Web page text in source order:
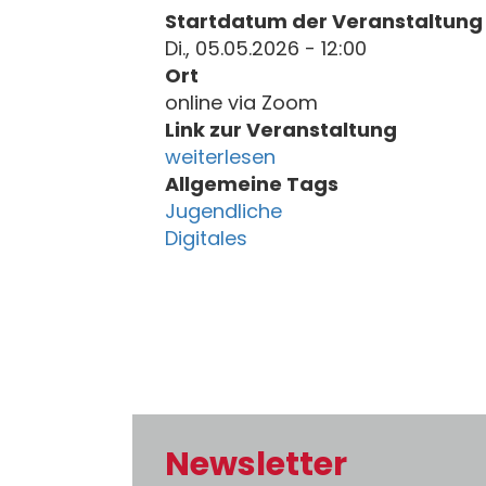
Startdatum der Veranstaltung
Di., 05.05.2026 - 12:00
Ort
online via Zoom
Link zur Veranstaltung
weiterlesen
Allgemeine Tags
Jugendliche
Digitales
Newsletter